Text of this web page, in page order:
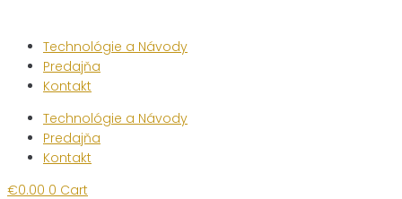
Technológie a Návody
Predajňa
Kontakt
Technológie a Návody
Predajňa
Kontakt
€0.00 0 Cart